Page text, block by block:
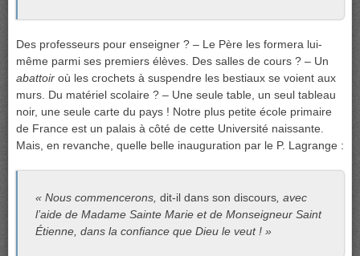
Des professeurs pour enseigner ? – Le Père les formera lui-
même parmi ses premiers élèves. Des salles de cours ? – Un
abattoir où les crochets à suspendre les bestiaux se voient aux
murs. Du matériel scolaire ? – Une seule table, un seul tableau
noir, une seule carte du pays ! Notre plus petite école primaire
de France est un palais à côté de cette Université naissante.
Mais, en revanche, quelle belle inauguration par le P. Lagrange :
« Nous commencerons,dit-il dans son discours , avec
l’aide de Madame Sainte Marie et de Monseigneur Saint
Étienne, dans la confiance que Dieu le veut ! »